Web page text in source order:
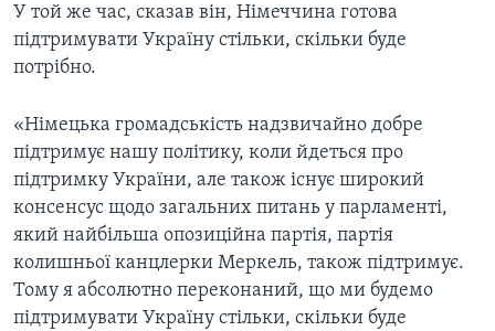
У той же час, сказав він, Німеччина готова
підтримувати Україну стільки, скільки буде
потрібно.
«Німецька громадськість надзвичайно добре
підтримує нашу політику, коли йдеться про
підтримку України, але також існує широкий
консенсус щодо загальних питань у парламенті,
який найбільша опозиційна партія, партія
колишньої канцлерки Меркель, також підтримує.
Тому я абсолютно переконаний, що ми будемо
підтримувати Україну стільки, скільки буде